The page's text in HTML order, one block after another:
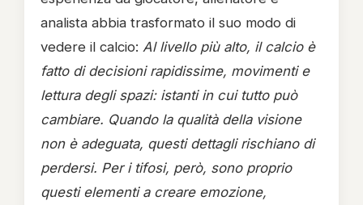
analista abbia trasformato il suo modo di
vedere il calcio: Al livello più alto, il calcio è
fatto di decisioni rapidissime, movimenti e
lettura degli spazi: istanti in cui tutto può
cambiare. Quando la qualità della visione
non è adeguata, questi dettagli rischiano di
perdersi. Per i tifosi, però, sono proprio
questi elementi a creare emozione,